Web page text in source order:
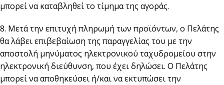
μπορεί να καταβληθεί το τίμημα της αγοράς.
8. Μετά την επιτυχή πληρωμή των προϊόντων, ο Πελάτης
θα λάβει επιβεβαίωση της παραγγελίας του με την
αποστολή μηνύματος ηλεκτρονικού ταχυδρομείου στην
ηλεκτρονική διεύθυνση, που έχει δηλώσει. Ο Πελάτης
μπορεί να αποθηκεύσει ή/και να εκτυπώσει την